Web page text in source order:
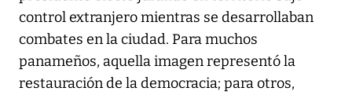
control extranjero mientras se desarrollaban
combates en la ciudad. Para muchos
panameños, aquella imagen representó la
restauración de la democracia; para otros,